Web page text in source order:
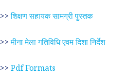
>>शिक्षण सहायक सामग्री पुस्तक
>>मीना मेला गतिविधि एवम दिशा निर्देश
>> Pdf Formats